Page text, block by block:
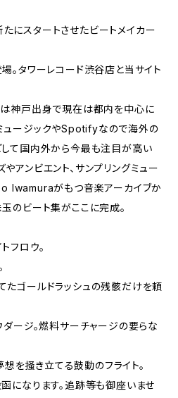
にスタートさせたビートメイカー
。タワーレコード渋谷店と当サイト
は神戸出身で現在は都内を中心に
ュージックやSpotifyなので海外の
て国内外から今最も注目が高い
アンビエント、サンプリングミュー
Iwamuraがもつ音楽アーカイブか
のビート集がここに完成。
フロウ。
たゴールドラッシュの残骸だけを頼
ージ。燃料サーチャージの要らな
を掻き立てる鼓動のフライト。
になります。追跡等も御座いませ